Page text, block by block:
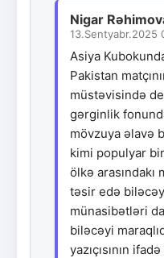
Nigar
13.Sentyabr.2025
Asiya
Pakistan
müstəvisində
gərginlik
mövzuya əlavə
kimi populyar
ölkə
təsir edə
münasibətləri
biləcəyi
yazıçısının